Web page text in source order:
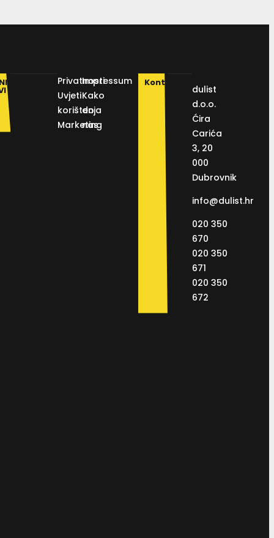
Privatnosti
Uvjeti
korištenja
Marketing
Impressum
Kako
do
nas
Kontakt
dulist
d.o.o.
Ćira
Carića
3, 20
000
Dubrovnik
info@dulist.hr
020 350
670
020 350
671
020 350
672